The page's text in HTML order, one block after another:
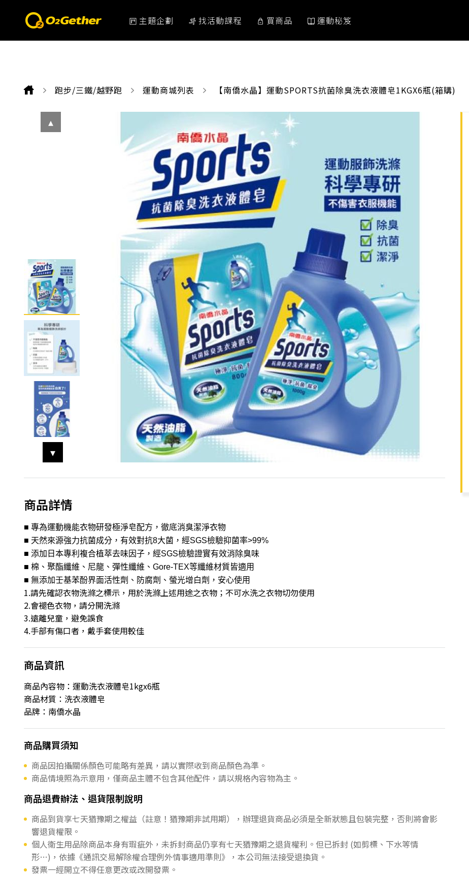
主題企劃 找活動課程 買商品 運動秘笈
跑步/三鐵/越野跑 運動商城列表 CURRENT:
【南僑水晶】運動SPORTS抗菌除臭洗衣液體皂1KGX6瓶(箱購)
商品詳情
■ 專為運動機能衣物研發極淨皂配方，徹底消臭潔淨衣物
■ 天然來源強力抗菌成分，有效對抗8大菌，經SGS檢驗抑菌率>99%
■ 添加日本專利複合植萃去味因子，經SGS檢驗證實有效消除臭味
■ 棉、聚酯纖維、尼龍、彈性纖維、Gore-TEX等纖維材質皆適用
■ 無添加壬基苯酚界面活性劑、防腐劑、螢光增白劑，安心使用
1.請先確認衣物洗滌之標示，用於洗滌上述用途之衣物；不可水洗之衣物切勿使用
2.會褪色衣物，請分開洗滌
3.遠離兒童，避免誤食
4.手部有傷口者，戴手套使用較佳
商品資訊
商品內容物：運動洗衣液體皂1kgx6瓶
商品材質：洗衣液體皂
品牌：南僑水晶
商品購買須知
商品因拍攝關係顏色可能略有差異，請以實際收到商品顏色為準。
商品情境照為示意用，僅商品主體不包含其他配件，請以規格內容物為主。
商品退費辦法、退貨限制說明
商品到貨享七天猶豫期之權益（註意！猶豫期非試用期），辦理退貨商品必須是全新狀態且包裝完整，否則將會影
響退貨權限。
個人衛生用品除商品本身有瑕疵外，未拆封商品仍享有七天猶豫期之退貨權利。但已拆封 (如剪標、下水等情
形…)，依據《通訊交易解除權合理例外情事適用準則》，本公司無法接受退換貨。
發票一經開立不得任意更改或改開發票。